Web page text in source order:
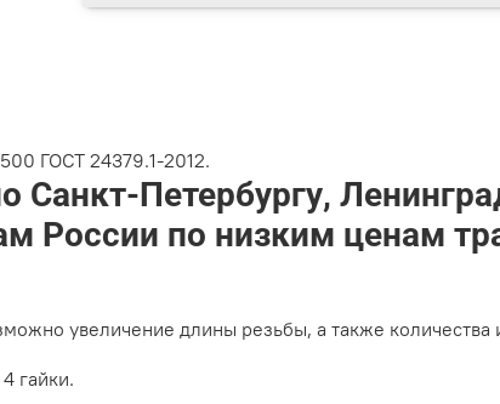
ГОСТ 24379.1-2012.
Санкт-Петербургу,
России по низким ценам
увеличение длины резьбы, а также
гайки.